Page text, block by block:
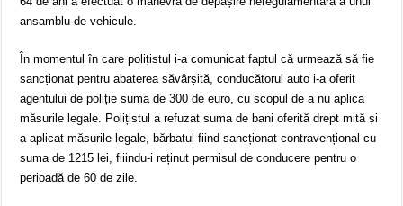
ansamblu de vehicule.
În momentul în care polițistul i-a comunicat faptul că urmează să fie
sancționat pentru abaterea săvârșită, conducătorul auto i-a oferit
agentului de poliție suma de 300 de euro, cu scopul de a nu aplica
măsurile legale. Polițistul a refuzat suma de bani oferită drept mită și
a aplicat măsurile legale, bărbatul fiind sancționat contravențional cu
suma de 1215 lei, fiiindu-i reținut permisul de conducere pentru o
perioadă de 60 de zile.